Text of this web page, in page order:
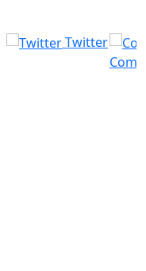
Twitter
Com